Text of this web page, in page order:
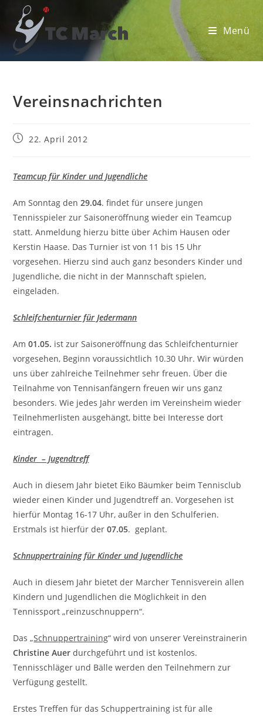
Inhalt
springen
Menü
Vereinsnachrichten
Beitrag22. April 2012
Teamcup für Kinder und Jugendliche
Am Sonntag den29.04. findet für unsere jungen
Tennisspieler zur Saisoneröffnung wieder ein Teamcup
statt. Anmeldung hierzu bitte über Achim Hausen oder
Kerstin Haase. Das Turnier ist von 11 bis 15 Uhr
vorgesehen. Hierzu sind auch ganz besonders Kinder und
Jugendliche, die nicht in der Mannschaft spielen,
eingeladen.
Schleifchenturnier für Jedermann
Am01.05. ist zur Saisoneröffnung das Schleifchenturnier
vorgesehen, Beginn voraussichtlich 10.30 Uhr. Wir würden
uns über zahlreiche Teilnehmer sehr freuen. Über die
Teilnahme von Tennisanfängern freuen wir uns ganz
besonders. Wie jedes Jahr werden im Vereinsheim wieder
Teilnehmerlisten ausgehängt, bitte bei Interesse dort
eintragen.
Kinder – Jugendtreff
Auch in diesem Jahr bietet Eiko Bäumker beim Tennisclub
wieder einen Kinder und Jugendtreff an. Vorgesehen ist
hierfür Montag 16-17 Uhr, außer in den Schulferien.
Erstmals ist hierfür der07.05. geplant.
Schnuppertraining für Kinder und Jugendliche
Auch in diesem Jahr bietet der Marcher Tennisverein allen
Kindern und Jugendlichen die Möglichkeit in den
Tennissport „reinzuschnuppern“.
Das „Schnuppertraining“ wird von unserer Vereinstrainerin
Christine Auer durchgeführt und ist kostenlos.
Tennisschläger und Bälle werden den Teilnehmern zur
Verfügung gestellt.
Erstes Treffen für das Schuppertraining ist für alle